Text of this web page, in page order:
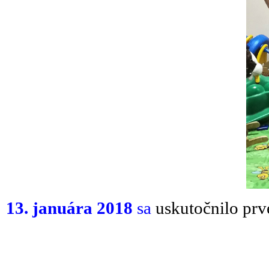
13. januára 2018 sa uskutočnilo